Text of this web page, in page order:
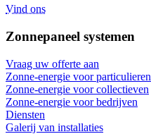
Vind ons
Zonnepaneel systemen
Vraag uw offerte aan
Zonne-energie voor particulieren
Zonne-energie voor collectieven
Zonne-energie voor bedrijven
Diensten
Galerij van installaties